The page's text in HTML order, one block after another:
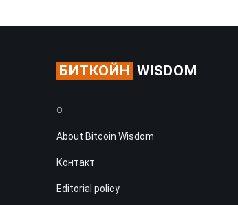
БИТКОЙН WISDOM
О
About Bitcoin Wisdom
Контакт
Editorial policy